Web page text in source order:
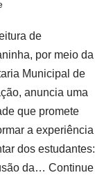
de
por meio da
Municipal de
anuncia uma
que promete
a experiência
dos estudantes:
da… Continue